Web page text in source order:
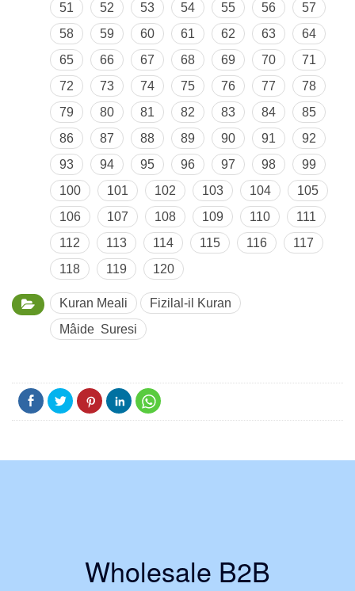
51
52 53 54 55 56
57
58
59 60 61 62 63
64
65
66 67 68 69 70
71
72
73 74 75 76 77
78
79
80 81 82 83 84
85
86
87 88 89 90 91
92
93
94 95 96 97 98
99
100
101 102 103 104
105
106
107 108 109 110
111
112
113 114 115 116
117
118
119 120
Kuran Meali
Fizilal-il Kuran
Mâide Suresi
Wholesale B2B